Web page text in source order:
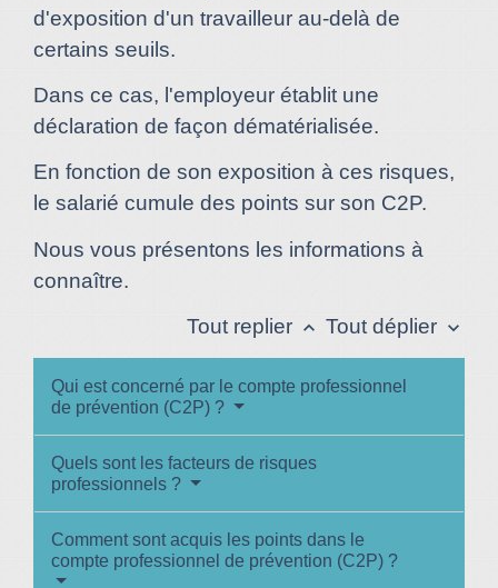
d'exposition d'un travailleur au-delà de
certains seuils.
Dans ce cas, l'employeur établit une
déclaration de façon dématérialisée.
En fonction de son exposition à ces risques,
le salarié cumule des points sur son C2P.
Nous vous présentons les informations à
connaître.
Tout replier keyboard_arrow_up Tout déplier keyboard_arrow_down
Qui est concerné par le compte professionnel
de prévention (C2P) ?
Quels sont les facteurs de risques
professionnels ?
Comment sont acquis les points dans le
compte professionnel de prévention (C2P) ?